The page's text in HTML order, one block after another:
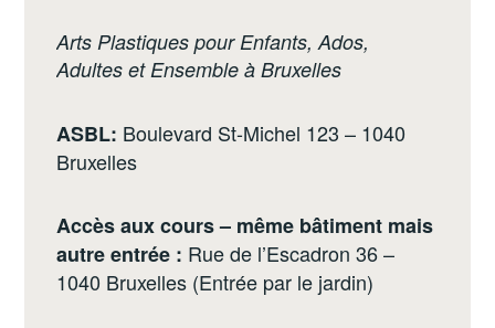
Arts Plastiques pour Enfants, Ados,
Adultes et Ensemble à Bruxelles
ASBL: Boulevard St-Michel 123 – 1040
Bruxelles
Accès aux cours – même bâtiment mais
autre entrée : Rue de l’Escadron 36 –
1040 Bruxelles (Entrée par le jardin)